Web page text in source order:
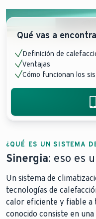
Qué vas a
Definición de
Ventajas
Cómo funcionan los
¿QUÉ ES UN SISTEMA
Sinergia: eso es
Un sistema de
tecnologías de
calor eficiente y fiable a
conocido consiste en una